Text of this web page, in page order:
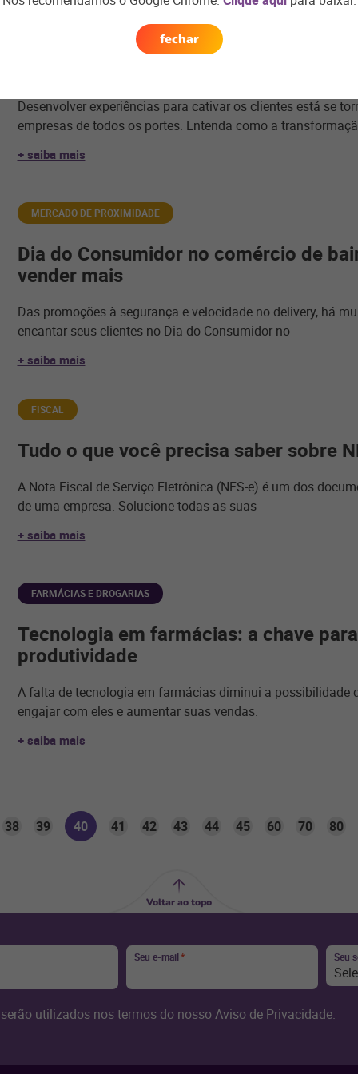
Desenvolver experiências para cativar os clientes está se
empresas de todos os portes. Entenda como a
+ saiba mais
MERCADO DE PROXIMIDADE
Dia do Consumidor no comércio de
vender mais
Das promoções à segurança e velocidade no delivery, há
encantar seus clientes no Dia do Consumidor no
+ saiba mais
FISCAL
Tudo o que você precisa saber sobre
A Nota Fiscal de Serviço Eletrônica (NFS-e) é um dos
de uma empresa. Solucione todas as suas
+ saiba mais
FARMÁCIAS E DROGARIAS
Tecnologia em farmácias: a chave
produtividade
A falta de tecnologia em farmácias diminui a possibilidade
engajar com eles e aumentar suas vendas.
+ saiba mais
38 39 40 41 42 43 44 45 60 70 80
fechar
Voltar ao topo
Seu e-mail* Seu
utilizados nos termos do nossoAviso de Privacidade.